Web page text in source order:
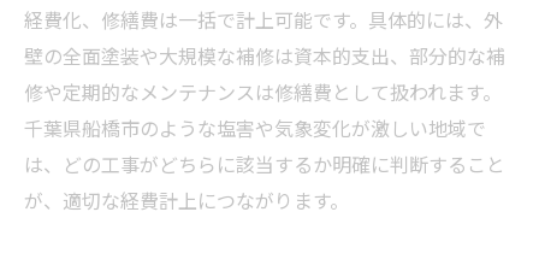
経費化、修繕費は一括で計上可能です。具体的には、外
壁の全面塗装や大規模な補修は資本的支出、部分的な補
修や定期的なメンテナンスは修繕費として扱われます。
千葉県船橋市のような塩害や気象変化が激しい地域で
は、どの工事がどちらに該当するか明確に判断すること
が、適切な経費計上につながります。